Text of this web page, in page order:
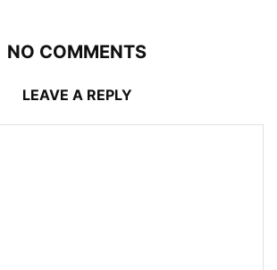
NO COMMENTS
LEAVE A REPLY